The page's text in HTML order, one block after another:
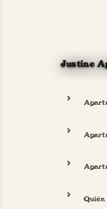
Justine
Quién